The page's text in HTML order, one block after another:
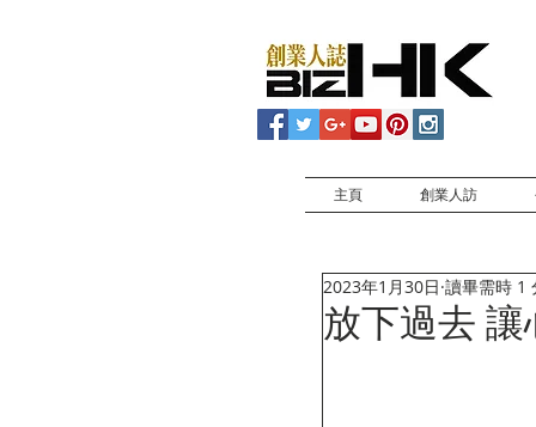
主頁 創業人訪
放下過去 讓
2023年1月30日 讀畢需時 1